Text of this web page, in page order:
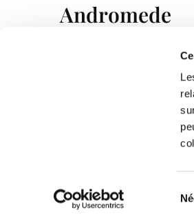
du
Andromede